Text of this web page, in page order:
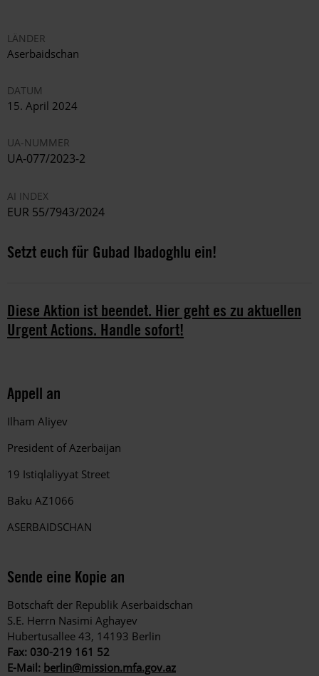
LÄNDER
Aserbaidschan
DATUM
15. April 2024
UA-NUMMER
UA-077/2023-2
AI INDEX
EUR 55/7943/2024
Setzt euch für Gubad Ibadoghlu ein!
Diese Aktion ist beendet. Hier geht es zu aktuellen
Urgent Actions. Handle sofort!
Appell an
Ilham Aliyev
President of Azerbaijan
19 Istiqlaliyyat Street
Baku AZ1066
ASERBAIDSCHAN
Sende eine Kopie an
Botschaft der Republik Aserbaidschan
S.E. Herrn Nasimi Aghayev
Hubertusallee 43, 14193 Berlin
Fax: 030-219 161 52
E-Mail: berlin@mission.mfa.gov.az